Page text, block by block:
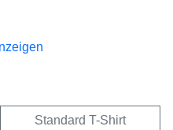
Standard T-Shirt